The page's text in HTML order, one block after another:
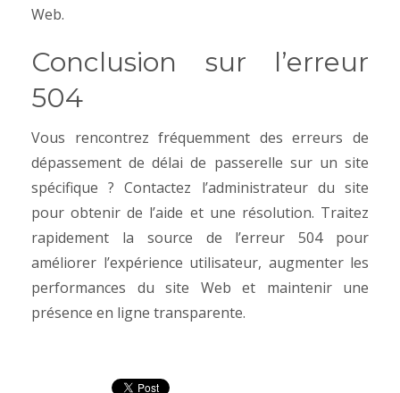
Web.
Conclusion sur l’erreur
504
Vous rencontrez fréquemment des erreurs de
dépassement de délai de passerelle sur un site
spécifique ? Contactez l’administrateur du site
pour obtenir de l’aide et une résolution. Traitez
rapidement la source de l’erreur 504 pour
améliorer l’expérience utilisateur, augmenter les
performances du site Web et maintenir une
présence en ligne transparente.